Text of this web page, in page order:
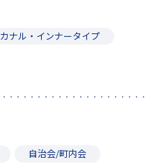
カナル・インナータイプ
自治会/町内会